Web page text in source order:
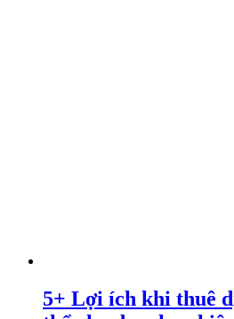
5+ Lợi ích khi thuê